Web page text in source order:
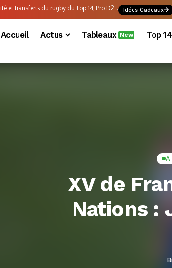
et transferts du rugby du Top 14, Pro D2... Idées Cadeaux
Accueil Actus Tableaux New Top 14
A
XV de
Nations :